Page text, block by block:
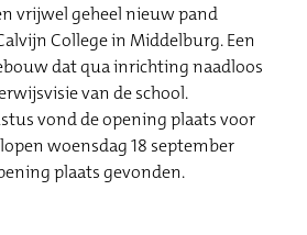
vrijwel geheel nieuw pand
College in Middelburg. Een
dat qua inrichting naadloos
van de school.
vond de opening plaats voor
woensdag 18 september
plaats gevonden.